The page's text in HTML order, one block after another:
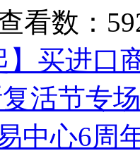
看数：
】买进口
复活节专
中心6周